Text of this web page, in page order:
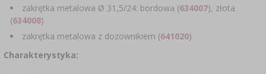
AROMATY DYMU WĘDZARNICZEGO
REGAŁY
AROMATYZACJA
LITERATURA
zakrętka metalowa Ø 31,5/24: bordowa (634007), złota
(634008)
zakrętka metalowa z dozownikiem (641020)
Charakterystyka: